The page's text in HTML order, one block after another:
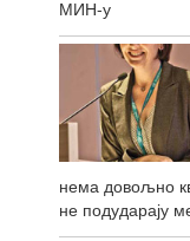
МИН-у
нема довољно
не подударају